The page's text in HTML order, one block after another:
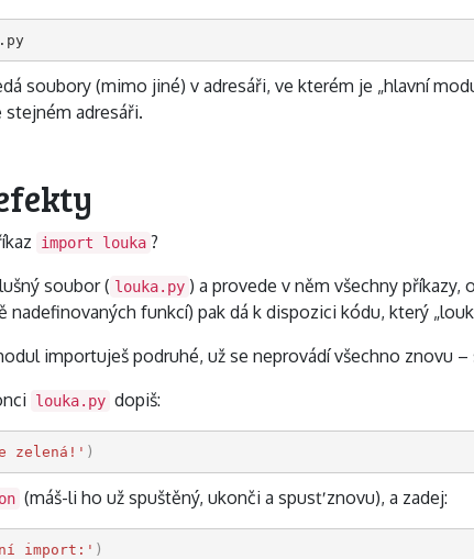
python vypis.py
soubory (mimo jiné) v adresáři, ve kterém je „hlavní
adresáři.
import louka ?
soubor ( louka.py ) a provede v něm všechny
nadefinovaných funkcí) pak dá k dispozici kódu, který
importuješ podruhé, už se neprovádí všechno znovu
louka.py dopiš:
zelená!' )
(máš-li ho už spuštěný, ukonči a spusť znovu), a zadej:
import:' )